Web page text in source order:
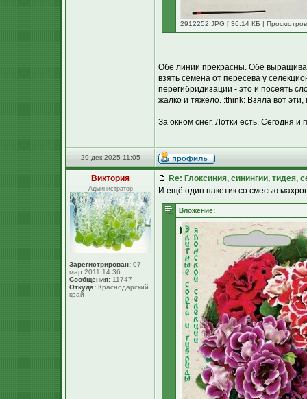
2912252.JPG [ 36.14 КБ |
Обе линии прекрасны. Обе
взять семена от пересева у
перегибридизации - это и посеять
жалко и тяжело. :think: Взяла вот эти,
За окном снег. Лотки есть. Сегодня и
29 дек 2025 11:05
Виктория
Администратор
Зарегистрирован: 07
мар 2011 14:36
Сообщения: 11747
Откуда: Краснодарский
край
Re: Глоксиния, синингии, тидея,
И ещё один пакетик со смесью
Вложение: